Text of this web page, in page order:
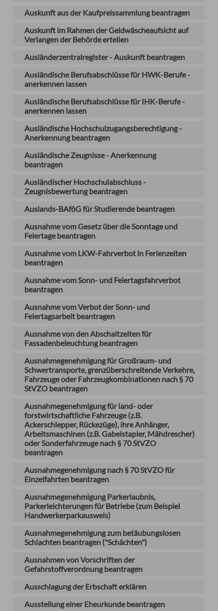
Auskunft aus der Kaufpreissammlung beantragen
Auskunft im Rahmen der Geldwäscheaufsicht auf
Verlangen der Behörde erteilen
Ausländerzentralregister - Auskunft beantragen
Ausländische Berufsabschlüsse für HWK-Berufe -
anerkennen lassen
Ausländische Berufsabschlüsse für IHK-Berufe -
anerkennen lassen
Ausländische Hochschulzugangsberechtigung -
Anerkennung beantragen
Ausländische Zeugnisse - Anerkennung
beantragen
Ausländischer Hochschulabschluss -
Zeugnisbewertung beantragen
Auslands-BAföG für Studierende beantragen
Ausnahme vom Gesetz über die Sonntage und
Feiertage beantragen
Ausnahme vom LKW-Fahrverbot in Ferienzeiten
beantragen
Ausnahme vom Sonn- und Feiertagsfahrverbot
beantragen
Ausnahme vom Verbot der Sonn- und
Feiertagsarbeit beantragen
Ausnahme von den Abschaltzeiten für
Fassadenbeleuchtung beantragen
Ausnahmegenehmigung für Großraum- und
Schwertransporte, grenzüberschreitende Verkehre,
Fahrzeuge oder Fahrzeugkombinationen nach § 70
StVZO beantragen
Ausnahmegenehmigung für land- oder
forstwirtschaftliche Fahrzeuge (z.B.
Ackerschlepper, Rückezüge), ihre Anhänger,
Arbeitsmaschinen (z.B. Gabelstapler, Mähdrescher)
oder Sonderfahrzeuge nach § 70 StVZO
beantragen
Ausnahmegenehmigung nach § 70 StVZO für
Einzelfahrten beantragen
Ausnahmegenehmigung Parkerlaubnis,
Parkerleichterungen für Betriebe (zum Beispiel
Handwerkerparkausweis)
Ausnahmegenehmigung zum betäubungslosen
Schlachten beantragen ("Schächten")
Ausnahmen von Vorschriften der
Gefahrstoffverordnung beantragen
Ausschlagung der Erbschaft erklären
Ausstellung einer Eheurkunde beantragen